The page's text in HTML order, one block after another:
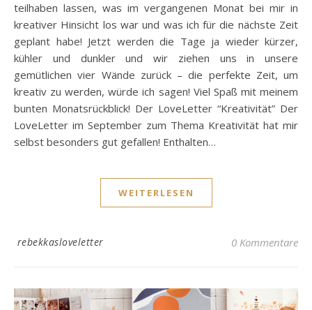
teilhaben lassen, was im vergangenen Monat bei mir in
kreativer Hinsicht los war und was ich für die nächste Zeit
geplant habe! Jetzt werden die Tage ja wieder kürzer,
kühler und dunkler und wir ziehen uns in unsere
gemütlichen vier Wände zurück – die perfekte Zeit, um
kreativ zu werden, würde ich sagen! Viel Spaß mit meinem
bunten Monatsrückblick! Der LoveLetter “Kreativität” Der
LoveLetter im September zum Thema Kreativität hat mir
selbst besonders gut gefallen! Enthalten…
WEITERLESEN
rebekkasloveletter 0 Kommentare